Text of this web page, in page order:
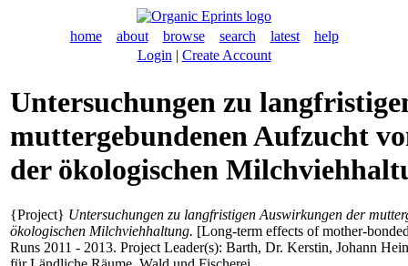
home about browse search latest
help
Login | Create Account
Untersuchungen zu
muttergebundenen Aufzucht
der ökologischen
{Project} Untersuchungen zu langfristigen Auswirkungen der
ökologischen Milchviehhaltung. [Long-term effects of mother-
Runs 2011 - 2013. Project Leader(s): Barth, Dr. Kerstin, Johann